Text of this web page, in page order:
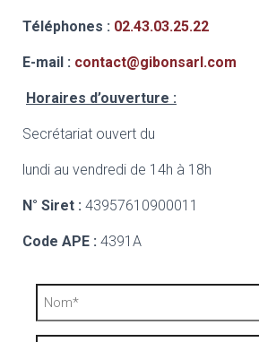
Téléphones : 02.43.03.25.22
E-mail : contact@gibonsarl.com
Horaires d’ouverture :
Secrétariat ouvert du
lundi au vendredi de 14h à 18h
N° Siret : 43957610900011
Code APE : 4391A